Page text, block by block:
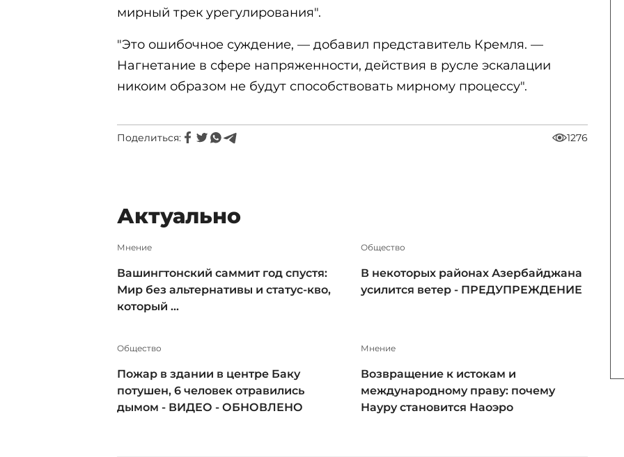
мирный трек урегулирования".
"Это ошибочное суждение, — добавил представитель Кремля. —
Нагнетание в сфере напряженности, действия в русле эскалации
никоим образом не будут способствовать мирному процессу".
Поделиться: 1276
Актуально
Мнение
Вашингтонский саммит год спустя:
Мир без альтернативы и статус-кво,
который ...
Общество
В некоторых районах Азербайджана
усилится ветер - ПРЕДУПРЕЖДЕНИЕ
Общество
Пожар в здании в центре Баку
потушен, 6 человек отравились
дымом - ВИДЕО - ОБНОВЛЕНО
Мнение
Возвращение к истокам и
международному праву: почему
Науру становится Наоэро